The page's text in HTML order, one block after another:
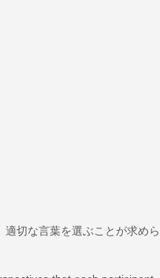
切な言葉を選ぶことが求めら